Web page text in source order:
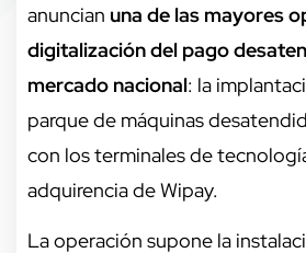
anuncian una de las mayores
digitalización del pago
mercado nacional: la
parque de máquinas
con los terminales de
adquirencia de Wipay.
La operación supone la